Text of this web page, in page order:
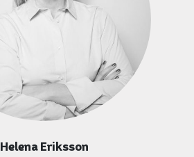
Helena Eriksson